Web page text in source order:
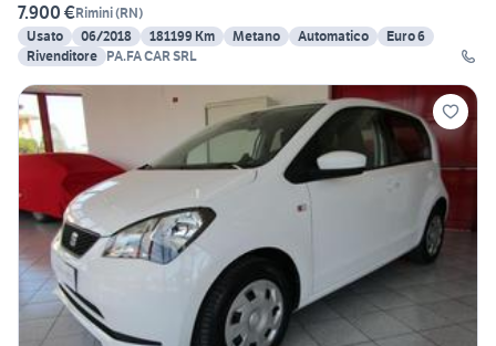
7.900 €Rimini(RN)
Usato
06/2018 181199 Km Metano Automatico
Euro 6
Rivenditore PA.FA CAR SRL